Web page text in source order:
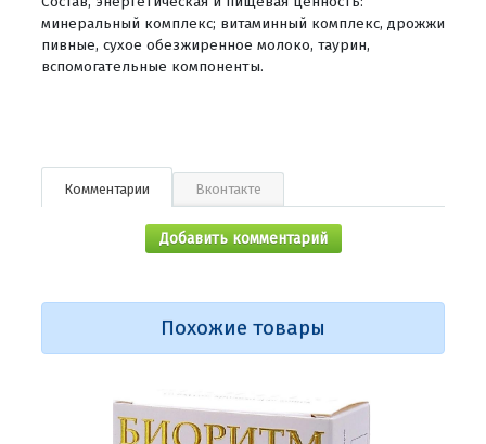
минеральный комплекс; витаминный комплекс, дрожжи
пивные, сухое обезжиренное молоко, таурин,
вспомогательные компоненты.
Комментарии Вконтакте
Добавить комментарий
Похожие товары